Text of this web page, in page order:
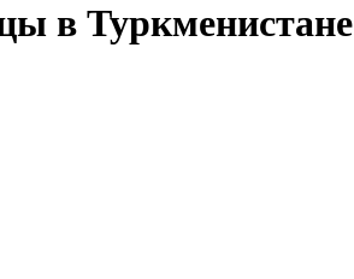
в Туркменистане